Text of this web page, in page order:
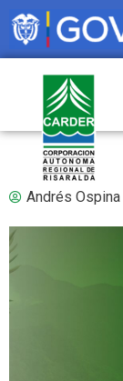
Andrés Ospina